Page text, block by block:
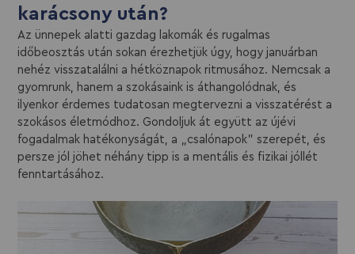
karácsony után?
Az ünnepek alatti gazdag lakomák és rugalmas
időbeosztás után sokan érezhetjük úgy, hogy januárban
nehéz visszatalálni a hétköznapok ritmusához. Nemcsak a
gyomrunk, hanem a szokásaink is áthangolódnak, és
ilyenkor érdemes tudatosan megtervezni a visszatérést a
szokásos életmódhoz. Gondoljuk át együtt az újévi
fogadalmak hatékonyságát, a „csalónapok” szerepét, és
persze jól jöhet néhány tipp is a mentális és fizikai jóllét
fenntartásához.